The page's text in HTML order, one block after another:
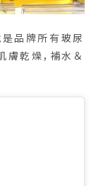
是品牌所有玻尿
乾燥，補水＆